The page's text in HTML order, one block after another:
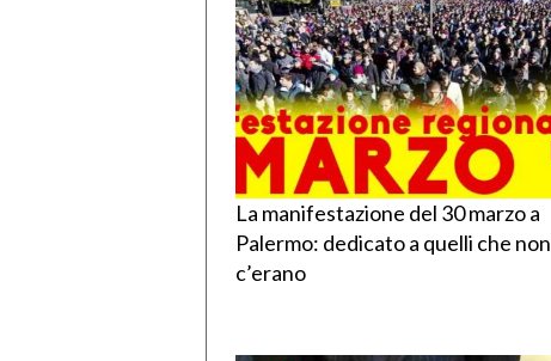
La manifestazione del 30 marzo a
Palermo: dedicato a quelli che non
c’erano